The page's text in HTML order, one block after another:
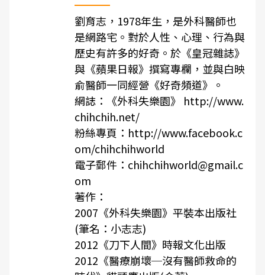
劉育志，1978年生，是外科醫師也
是網路宅。對於人性、心理、行為與
歷史有許多的好奇。於《皇冠雜誌》
與《蘋果日報》撰寫專欄，並與白映
俞醫師一同經營《好奇頻道》。
網誌：《外科失樂園》 http://www.
chihchih.net/
粉絲專頁：http://www.facebook.c
om/chihchihworld
電子郵件：chihchihworld@gmail.c
om
著作：
2007《外科失樂園》平裝本出版社
(筆名：小志志)
2012《刀下人間》時報文化出版
2012《醫療崩壞─沒有醫師救命的